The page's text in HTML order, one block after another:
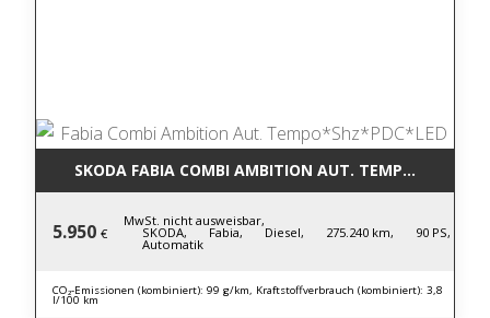
SKODA FABIA COMBI AMBITION AUT.
5.950 €
MwSt. nicht ausweisbar,
SKODA, Fabia, Diesel, 275.240 km, 90 PS,
Automatik
CO₂-Emissionen (kombiniert): 99 g/km, Kraftstoffverbrauch (kombiniert): 3,8
l/100 km